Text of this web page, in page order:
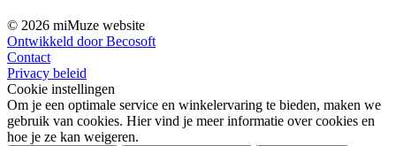
© 2026 miMuze website
Ontwikkeld door Becosoft
Contact
Privacy beleid
Cookie instellingen
Om je een optimale service en winkelervaring te bieden, maken we
gebruik van cookies. Hier vind je meer informatie over cookies en
hoe je ze kan weigeren.